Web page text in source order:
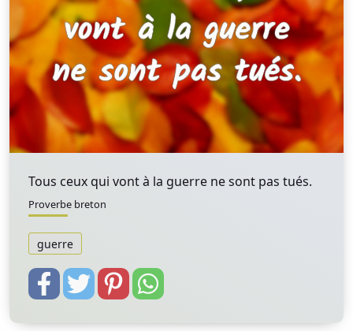
Tous ceux qui vont à la guerre ne sont pas tués.
Proverbe breton
guerre